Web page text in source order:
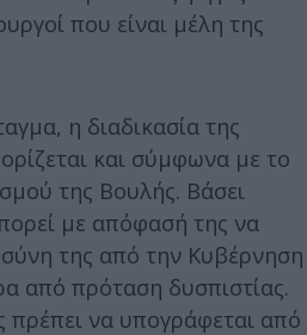
που είναι μέλη της
η διαδικασία της
και σύμφωνα με το
της Βουλής. Βάσει
με απόφασή της να
της από την Κυβέρνηση
από πρόταση δυσπιστίας.
πρέπει να υπογράφεται από